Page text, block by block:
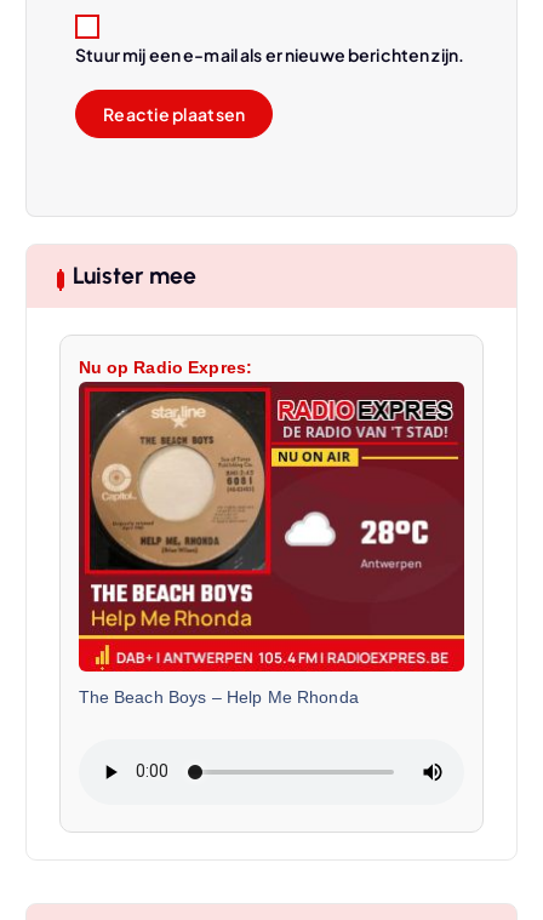
Stuur mij een e-mail als er nieuwe berichten zijn.
Luister mee
Nu op Radio Expres:
The Beach Boys – Help Me Rhonda